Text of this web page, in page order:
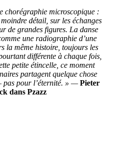
chorégraphie microscopique :
détail, sur les échanges
de grandes figures. La danse
une radiographie d’une
la même histoire, toujours les
différente à chaque fois,
petite étincelle, ce moment
partagent quelque chose
pas pour l’éternité. » — Pieter
dans Pzazz